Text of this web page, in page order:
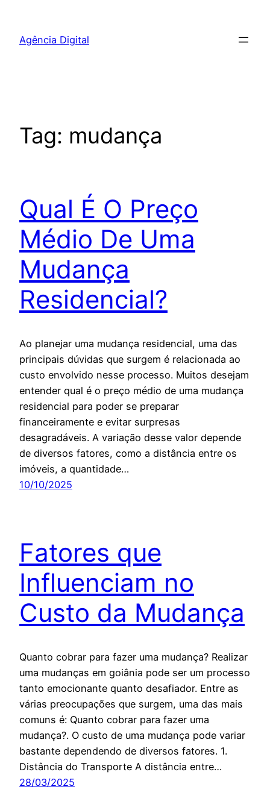
Agência Digital
Tag: mudança
Qual É O Preço
Médio De Uma
Mudança
Residencial?
Ao planejar uma mudança residencial, uma das
principais dúvidas que surgem é relacionada ao
custo envolvido nesse processo. Muitos desejam
entender qual é o preço médio de uma mudança
residencial para poder se preparar
financeiramente e evitar surpresas
desagradáveis. A variação desse valor depende
de diversos fatores, como a distância entre os
imóveis, a quantidade…
10/10/2025
Fatores que
Influenciam no
Custo da Mudança
Quanto cobrar para fazer uma mudança? Realizar
uma mudanças em goiânia pode ser um processo
tanto emocionante quanto desafiador. Entre as
várias preocupações que surgem, uma das mais
comuns é: Quanto cobrar para fazer uma
mudança?. O custo de uma mudança pode variar
bastante dependendo de diversos fatores. 1.
Distância do Transporte A distância entre…
28/03/2025